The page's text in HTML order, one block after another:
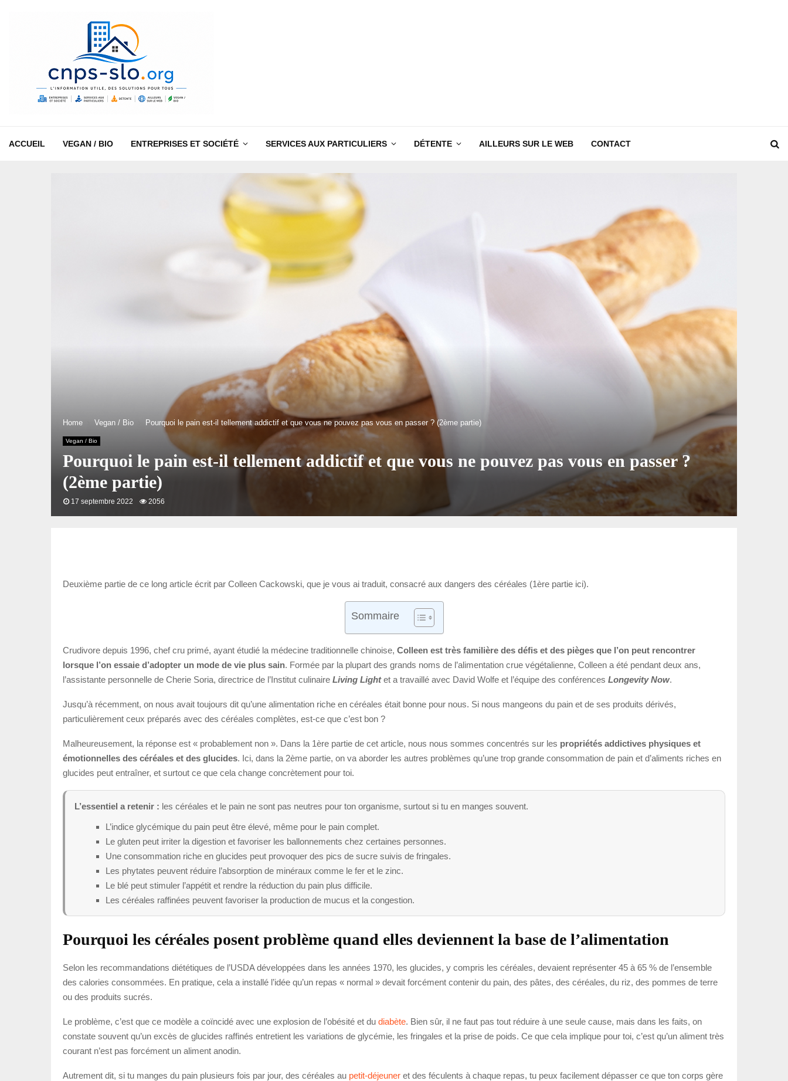
ACCUEIL VEGAN / BIO ENTREPRISES ET SOCIÉTÉ SERVICES AUX PARTICULIERS DÉTENTE AILLEURS SUR LE WEB CONTACT
Home Vegan / Bio Pourquoi le pain est-il tellement addictif et que vous ne pouvez pas vous en passer ? (2ème partie)
Vegan / Bio
Pourquoi le pain est-il tellement addictif et que vous ne pouvez pas vous en passer ?
(2ème partie)
17 septembre 2022 2056
Deuxième partie de ce long article écrit par Colleen Cackowski, que je vous ai traduit, consacré aux dangers des céréales (1ère partie ici).
Sommaire
Crudivore depuis 1996, chef cru primé, ayant étudié la médecine traditionnelle chinoise, Colleen est très familière des défis et des pièges que l’on peut rencontrer
lorsque l’on essaie d’adopter un mode de vie plus sain. Formée par la plupart des grands noms de l’alimentation crue végétalienne, Colleen a été pendant deux ans,
l’assistante personnelle de Cherie Soria, directrice de l’Institut culinaire Living Lightet a travaillé avec David Wolfe et l’équipe des conférences Longevity Now.
Jusqu’à récemment, on nous avait toujours dit qu’une alimentation riche en céréales était bonne pour nous. Si nous mangeons du pain et de ses produits dérivés,
particulièrement ceux préparés avec des céréales complètes, est-ce que c’est bon ?
Malheureusement, la réponse est « probablement non ». Dans la 1ère partie de cet article, nous nous sommes concentrés sur les propriétés addictives physiques et
émotionnelles des céréales et des glucides. Ici, dans la 2ème partie, on va aborder les autres problèmes qu’une trop grande consommation de pain et d’aliments riches en
glucides peut entraîner, et surtout ce que cela change concrètement pour toi.
L’essentiel a retenir : les céréales et le pain ne sont pas neutres pour ton organisme, surtout si tu en manges souvent.
L’indice glycémique du pain peut être élevé, même pour le pain complet.
Le gluten peut irriter la digestion et favoriser les ballonnements chez certaines personnes.
Une consommation riche en glucides peut provoquer des pics de sucre suivis de fringales.
Les phytates peuvent réduire l’absorption de minéraux comme le fer et le zinc.
Le blé peut stimuler l’appétit et rendre la réduction du pain plus difficile.
Les céréales raffinées peuvent favoriser la production de mucus et la congestion.
Pourquoi les céréales posent problème quand elles deviennent la base de l’alimentation
Selon les recommandations diététiques de l’USDA développées dans les années 1970, les glucides, y compris les céréales, devaient représenter 45 à 65 % de l’ensemble
des calories consommées. En pratique, cela a installé l’idée qu’un repas « normal » devait forcément contenir du pain, des pâtes, des céréales, du riz, des pommes de terre
ou des produits sucrés.
Le problème, c’est que ce modèle a coïncidé avec une explosion de l’obésité et du diabète. Bien sûr, il ne faut pas tout réduire à une seule cause, mais dans les faits, on
constate souvent qu’un excès de glucides raffinés entretient les variations de glycémie, les fringales et la prise de poids. Ce que cela implique pour toi, c’est qu’un aliment très
courant n’est pas forcément un aliment anodin.
Autrement dit, si tu manges du pain plusieurs fois par jour, des céréales au petit-déjeuner et des féculents à chaque repas, tu peux facilement dépasser ce que ton corps gère